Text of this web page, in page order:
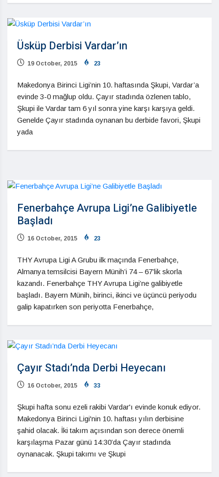
Üsküp Derbisi Vardar’ın
19 October, 2015 23
Makedonya Birinci Ligi’nin 10. haftasında Şkupi, Vardar’a
evinde 3-0 mağlup oldu. Çayır stadında özlenen tablo,
Şkupi ile Vardar tam 6 yıl sonra yine karşı karşıya geldi.
Genelde Çayır stadında oynanan bu derbide favori, Şkupi
yada
Fenerbahçe Avrupa Ligi’ne Galibiyetle
Başladı
16 October, 2015 23
THY Avrupa Ligi A Grubu ilk maçında Fenerbahçe,
Almanya temsilcisi Bayern Münih’i 74 – 67’lik skorla
kazandı. Fenerbahçe THY Avrupa Ligi’ne galibiyetle
başladı. Bayern Münih, birinci, ikinci ve üçüncü periyodu
galip kapatırken son periyotta Fenerbahçe,
Çayır Stadı’nda Derbi Heyecanı
16 October, 2015 33
Şkupi hafta sonu ezeli rakibi Vardar'ı evinde konuk ediyor.
Makedonya Birinci Ligi'nin 10. haftası yılın derbisine
şahid olacak. İki takım açısından son derece önemli
karşılaşma Pazar günü 14:30’da Çayır stadında
oynanacak. Şkupi takımı ve Şkupi